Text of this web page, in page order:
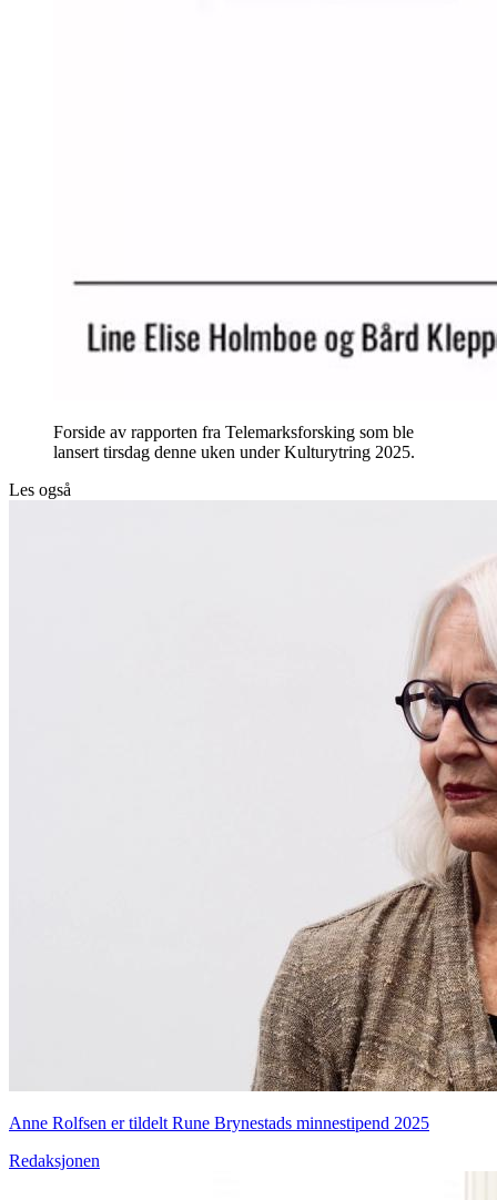
Forside av rapporten fra Telemarksforsking som ble
lansert tirsdag denne uken under Kulturytring 2025.
Les også
Anne Rolfsen er tildelt Rune Brynestads minnestipend 2025
Redaksjonen